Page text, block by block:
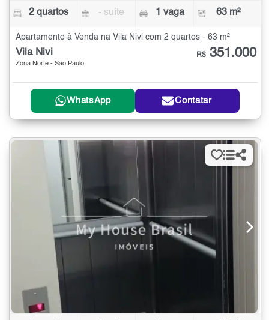
2 quartos - suíte 1 vaga 63 m²
Apartamento à Venda na Vila Nivi com 2 quartos - 63 m²
Vila Nivi
Zona Norte - São Paulo
R$ 351.000
WhatsApp Contatar